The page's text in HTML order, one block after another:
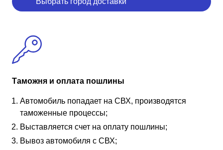
Таможня и оплата пошлины
Автомобиль попадает на СВХ, производятся
таможенные процессы;
Выставляется счет на оплату пошлины;
Вывоз автомобиля с СВХ;